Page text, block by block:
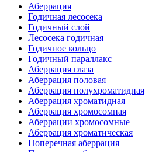
Аберрация
Годичная лесосека
Годичный слой
Лесосека годичная
Годичное кольцо
Годичный параллакс
Аберрация глаза
Аберрация половая
Аберрация полухроматидная
Аберрация хроматидная
Аберрация хромосомная
Аберрации хромосомные
Аберрация хроматическая
Поперечная аберрация